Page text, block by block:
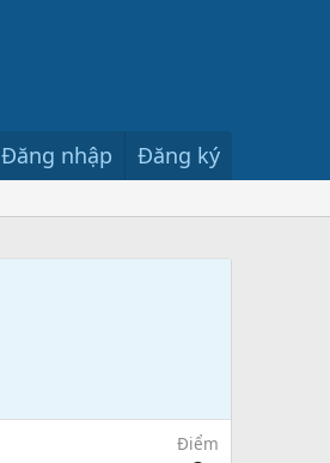
Đăng nhập Đăng ký
Điểm